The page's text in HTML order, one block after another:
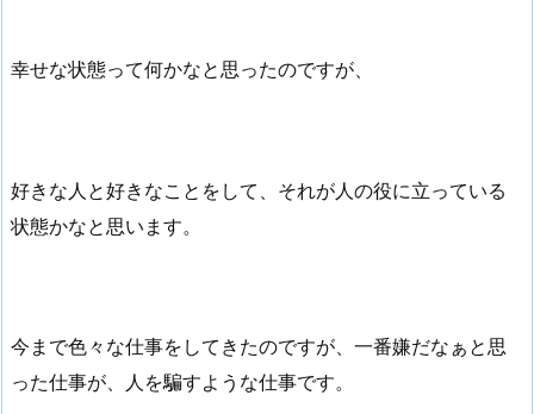
幸せな状態って何かなと思ったのですが、
好きな人と好きなことをして、それが人の役に立っている
状態かなと思います。
今まで色々な仕事をしてきたのですが、一番嫌だなぁと思
った仕事が、人を騙すような仕事です。